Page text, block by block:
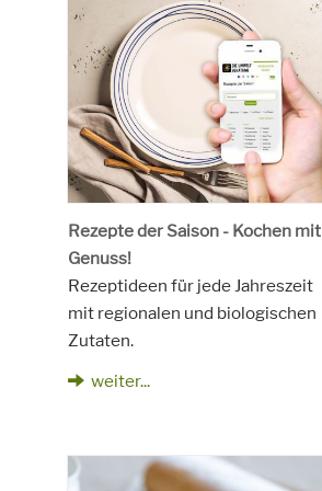
Rezepte der Saison - Kochen mit
Genuss!
Rezeptideen für jede Jahreszeit
mit regionalen und biologischen
Zutaten.
weiter...